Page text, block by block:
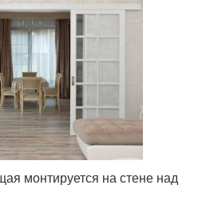
монтируется на стене над